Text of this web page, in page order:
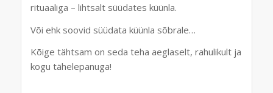
rituaaliga – lihtsalt süüdates küünla.
Või ehk soovid süüdata küünla sõbrale…
Kõige tähtsam on seda teha aeglaselt, rahulikult ja
kogu tähelepanuga!